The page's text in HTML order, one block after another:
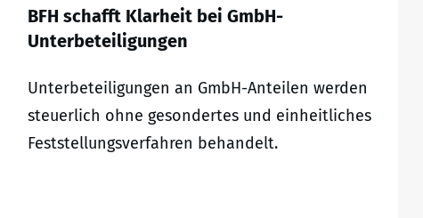
BFH schafft Klarheit bei GmbH-
Unterbeteiligungen
Unterbeteiligungen an GmbH-Anteilen werden
steuerlich ohne gesondertes und einheitliches
Feststellungsverfahren behandelt.